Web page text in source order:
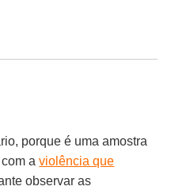
porque é uma amostra
com aviolência que
observar as